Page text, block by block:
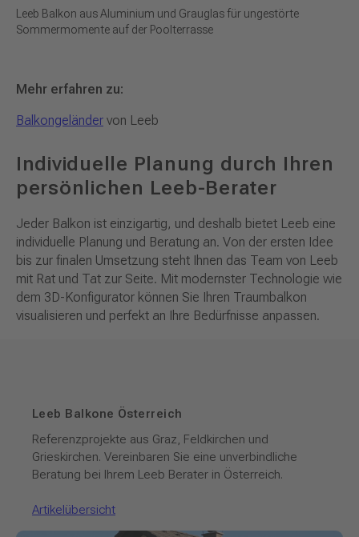
Leeb Balkon aus Aluminium und Grauglas für ungestörte
Sommermomente auf der Poolterrasse
Mehr erfahren zu:
Balkongeländer von Leeb
Individuelle Planung durch Ihren
persönlichen Leeb-Berater
Jeder Balkon ist einzigartig, und deshalb bietet Leeb eine
individuelle Planung und Beratung an. Von der ersten Idee
bis zur finalen Umsetzung steht Ihnen das Team von Leeb
mit Rat und Tat zur Seite. Mit modernster Technologie wie
dem 3D-Konfigurator können Sie Ihren Traumbalkon
visualisieren und perfekt an Ihre Bedürfnisse anpassen.
Leeb Balkone Österreich
Referenzprojekte aus Graz, Feldkirchen und
Grieskirchen. Vereinbaren Sie eine unverbindliche
Beratung bei Ihrem Leeb Berater in Österreich.
Artikelübersicht